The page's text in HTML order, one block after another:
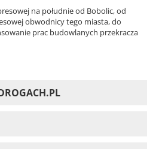
na południe od Bobolic, od
obwodnicy tego miasta, do
prac budowlanych przekracza